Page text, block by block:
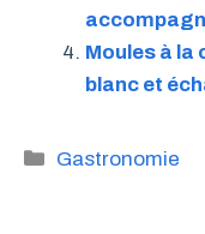
Moules à la
blanc et
Catégories
Gastronomie